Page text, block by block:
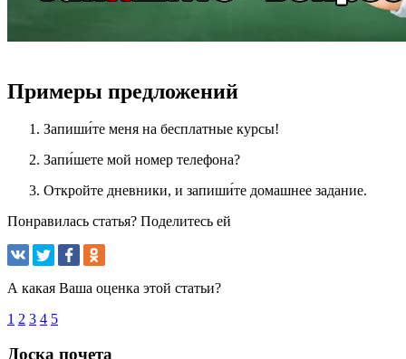
Примеры предложений
Запиши́те меня на бесплатные курсы!
Запи́шете мой номер телефона?
Откройте дневники, и запиши́те домашнее задание.
Понравилась статья? Поделитесь ей
А какая Ваша оценка этой статьи?
1 2 3 4 5
Доска почета